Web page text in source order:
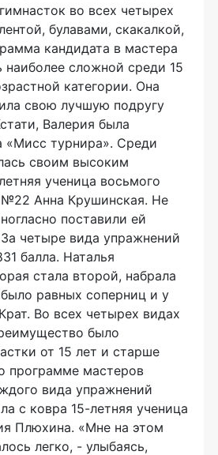
во всех четырех
булавами, скакалкой,
кандидата в мастера
наиболее сложной среди 15
категории. Она
свою лучшую подругу
Валерия была
«Мисс турнира». Среди
своим высоким
ученица восьмого
№22 Анна Крушинская. Не
поставили ей
четыре вида упражнений
балла. Наталья
стала второй, набрала
равных соперниц и у
Во всех четырех видах
было
от 15 лет и старше
программе мастеров
вида упражнений
с ковра 15-летняя ученица
Плюхина. «Мне на этом
легко, - улыбаясь,